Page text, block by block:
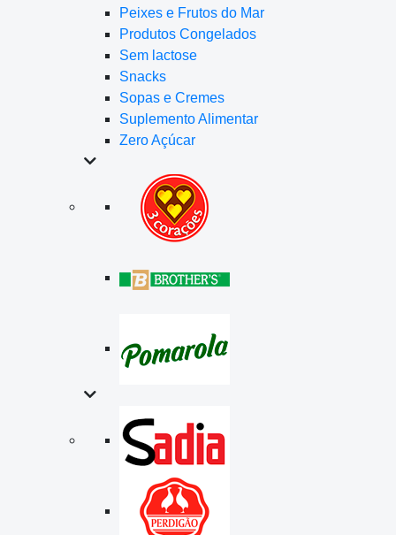
Peixes e Frutos do Mar
Produtos Congelados
Sem lactose
Snacks
Sopas e Cremes
Suplemento Alimentar
Zero Açúcar